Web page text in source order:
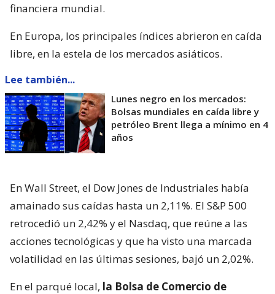
financiera mundial.
En Europa, los principales índices abrieron en caída
libre, en la estela de los mercados asiáticos.
Lee también...
Lunes negro en los mercados:
Bolsas mundiales en caída libre y
petróleo Brent llega a mínimo en 4
años
En Wall Street, el Dow Jones de Industriales había
amainado sus caídas hasta un 2,11%. El S&P 500
retrocedió un 2,42% y el Nasdaq, que reúne a las
acciones tecnológicas y que ha visto una marcada
volatilidad en las últimas sesiones, bajó un 2,02%.
En el parqué local, la Bolsa de Comercio de